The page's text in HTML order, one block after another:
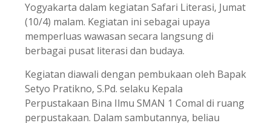
Yogyakarta dalam kegiatan Safari Literasi, Jumat
(10/4) malam. Kegiatan ini sebagai upaya
memperluas wawasan secara langsung di
berbagai pusat literasi dan budaya.
Kegiatan diawali dengan pembukaan oleh Bapak
Setyo Pratikno, S.Pd. selaku Kepala
Perpustakaan Bina Ilmu SMAN 1 Comal di ruang
perpustakaan. Dalam sambutannya, beliau